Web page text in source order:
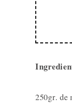
250gr. de